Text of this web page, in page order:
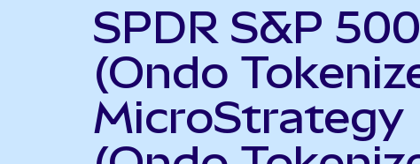
SPDR S&P
(Ondo
MicroStrategy